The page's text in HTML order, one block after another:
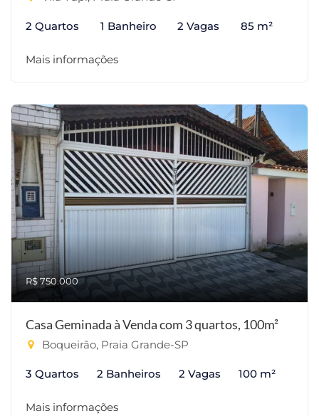
2 Quartos 1 Banheiro 2 Vagas 85 m²
Mais informações
R$ 750.000
Casa Geminada à Venda com 3 quartos, 100m²
Boqueirão, Praia Grande-SP
3 Quartos 2 Banheiros 2 Vagas 100 m²
Mais informações